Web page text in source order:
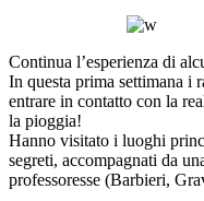
Continua l’esperienza di
In questa prima settimana i
entrare in contatto con la
la pioggia!
Hanno visitato i luoghi
segreti, accompagnati da
professoresse (Barbieri,